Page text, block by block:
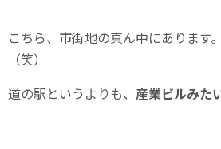
こちら、市街地の真ん中にあります
（笑）
道の駅というよりも、 産業ビルみた